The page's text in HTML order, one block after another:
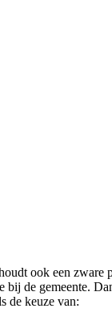
ook een zware
de gemeente.
de keuze van: